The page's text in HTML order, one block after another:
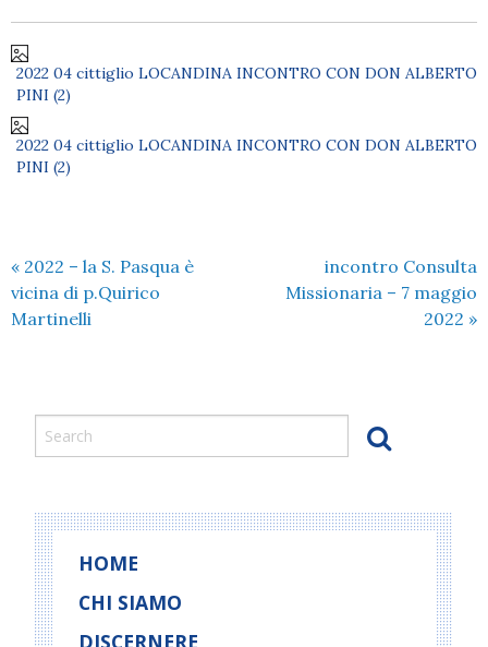
2022 04 cittiglio LOCANDINA INCONTRO CON DON ALBERTO
PINI (2)
2022 04 cittiglio LOCANDINA INCONTRO CON DON ALBERTO
PINI (2)
« 2022 – la S. Pasqua è
vicina di p.Quirico
Martinelli
incontro Consulta
Missionaria – 7 maggio
2022 »
HOME
CHI SIAMO
DISCERNERE